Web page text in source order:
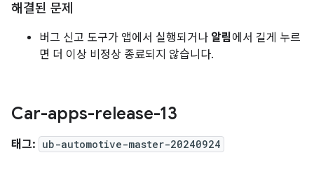
해결된 문제
버그 신고 도구가 앱에서 실행되거나 알림 에서 길게 누르
면 더 이상 비정상 종료되지 않습니다.
Car-apps-release-13
태그: ub-automotive-master-20240924